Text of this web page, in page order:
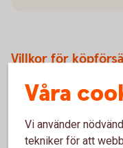
Villkor för
Drulleförsäkring -
Förlängd garanti - 1
Prisgaranti - gäller
Våra
Vi använder
tekniker för att